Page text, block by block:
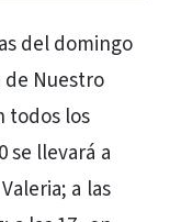
del domingo
de Nuestro
todos los
se llevará a
a las